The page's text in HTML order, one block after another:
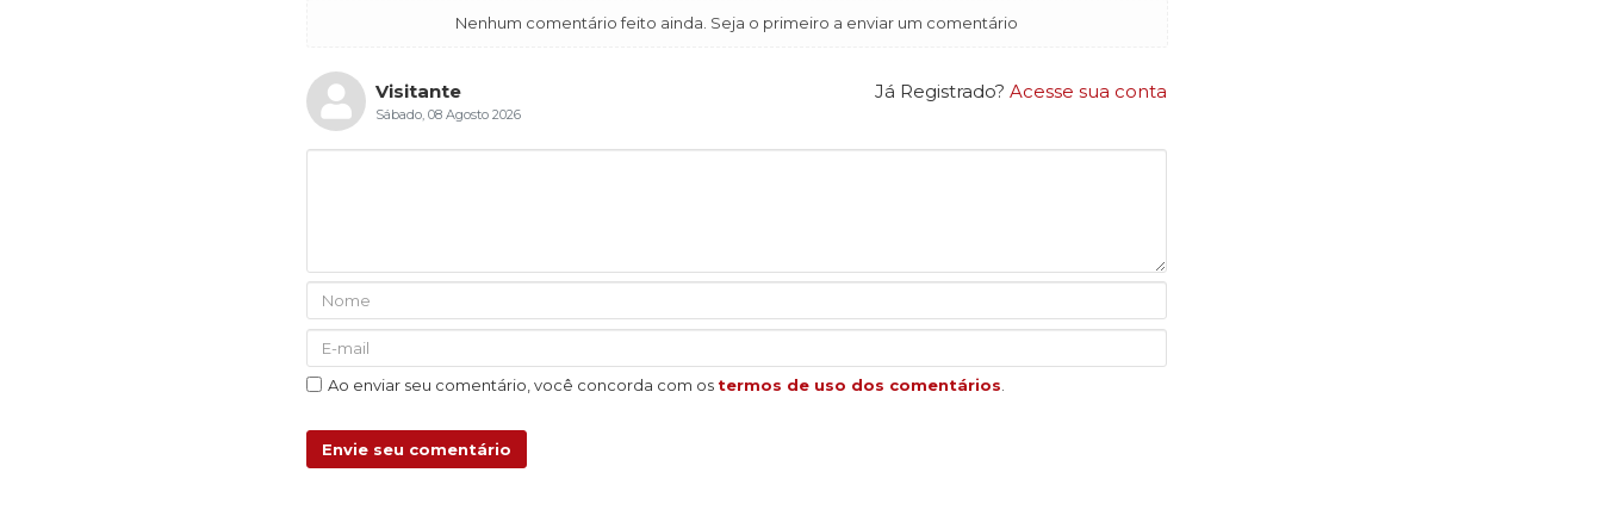
Nenhum comentário feito ainda. Seja o primeiro a enviar um comentário
Já Registrado? Acesse sua conta
Visitante
Sábado, 08 Agosto 2026
Ao enviar seu comentário, você concorda com os termos de uso dos comentários.
Envie seu comentário